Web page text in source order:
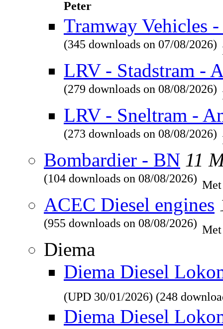
Peter
Tramway Vehicles
(345 downloads on 07/08/2026)
LRV - Stadstram -
(279 downloads on 08/08/2026)
LRV - Sneltram -
(273 downloads on 08/08/2026)
Bombardier - BN 11
(104 downloads on 08/08/2026)
ACEC Diesel engines
(955 downloads on 08/08/2026)
Diema
Diema Diesel
(UPD 30/01/2026) (248
Diema Diesel